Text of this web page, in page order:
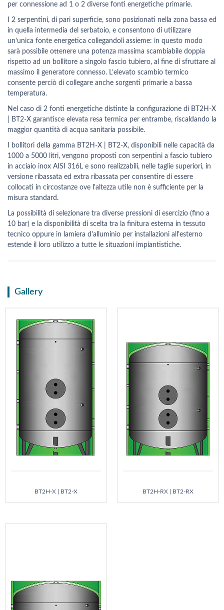
per connessione ad 1 o 2 diverse fonti energetiche primarie.
I 2 serpentini, di pari superficie, sono posizionati nella zona bassa ed
in quella intermedia del serbatoio, e consentono di utilizzare
un’unica fonte energetica collegandoli assieme: in questo modo
sarà possibile ottenere una potenza massima scambiabile doppia
rispetto ad un bollitore a singolo fascio tubiero, al fine di sfruttare al
massimo il generatore connesso. L’elevato scambio termico
consente perciò di collegare anche sorgenti primarie a bassa
temperatura.
Nel caso di 2 fonti energetiche distinte la configurazione di BT2H-X
| BT2-X garantisce elevata resa termica per entrambe, riscaldando la
maggior quantità di acqua sanitaria possibile.
I bollitori della gamma BT2H-X | BT2-X, disponibili nelle capacità da
1000 a 5000 litri, vengono proposti con serpentini a fascio tubiero
in acciaio inox AISI 316L e sono realizzabili, nelle taglie superiori, in
versione ribassata ed extra ribassata per consentire di essere
collocati in circostanze ove l'altezza utile non è sufficiente per la
misura standard.
La possibilità di selezionare tra diverse pressioni di esercizio (fino a
10 bar) e la disponibilità di scelta tra la finitura esterna in tessuto
tecnico oppure in lamiera d'alluminio per installazioni all'esterno
estende il loro utilizzo a tutte le situazioni impiantistiche.
Gallery
BT2H-X | BT2-X BT2H-RX | BT2-RX